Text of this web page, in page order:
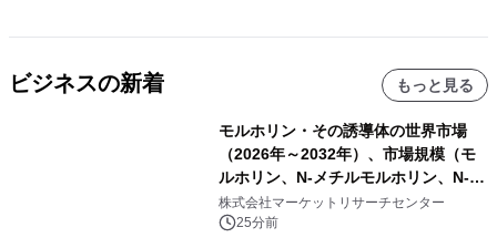
ビジネスの新着 もっと見る
モルホリン・その誘導体の世界市場
（2026年～2032年）、市場規模（モ
ルホリン、N-メチルモルホリン、N-エ
チルモルホリン、その他）・分析レポ
ートを発表
株式会社マーケットリサーチセンター
25分前